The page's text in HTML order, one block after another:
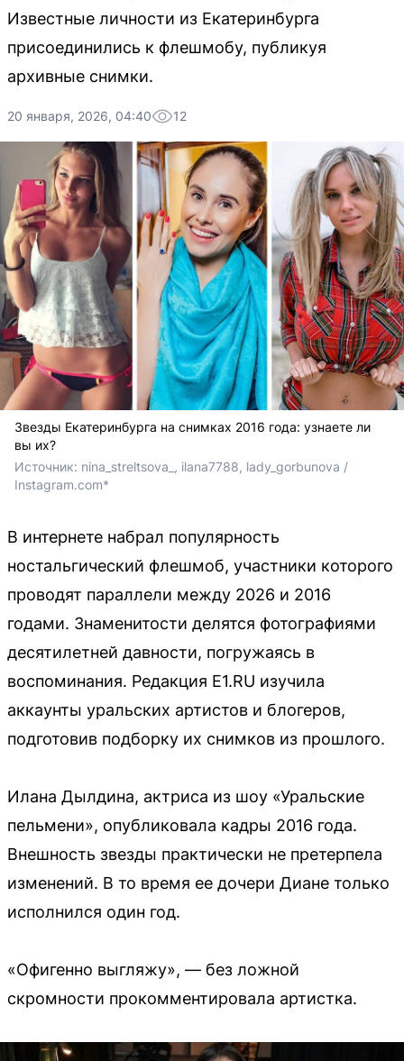
Известные личности из Екатеринбурга
присоединились к флешмобу, публикуя
архивные снимки.
20 января, 2026, 04:40 12
Звезды Екатеринбурга на снимках 2016 года: узнаете ли
вы их?
Источник: nina_streltsova_, ilana7788, lady_gorbunova /
Instagram.com*
В интернете набрал популярность
ностальгический флешмоб, участники которого
проводят параллели между 2026 и 2016
годами. Знаменитости делятся фотографиями
десятилетней давности, погружаясь в
воспоминания. Редакция E1.RU изучила
аккаунты уральских артистов и блогеров,
подготовив подборку их снимков из прошлого.
Илана Дылдина, актриса из шоу «Уральские
пельмени», опубликовала кадры 2016 года.
Внешность звезды практически не претерпела
изменений. В то время ее дочери Диане только
исполнился один год.
«Офигенно выгляжу», — без ложной
скромности прокомментировала артистка.